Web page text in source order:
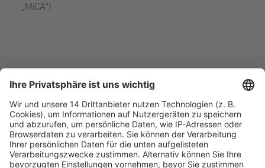
„MiCA“).
Fachmedien Recht und Wirtschaft